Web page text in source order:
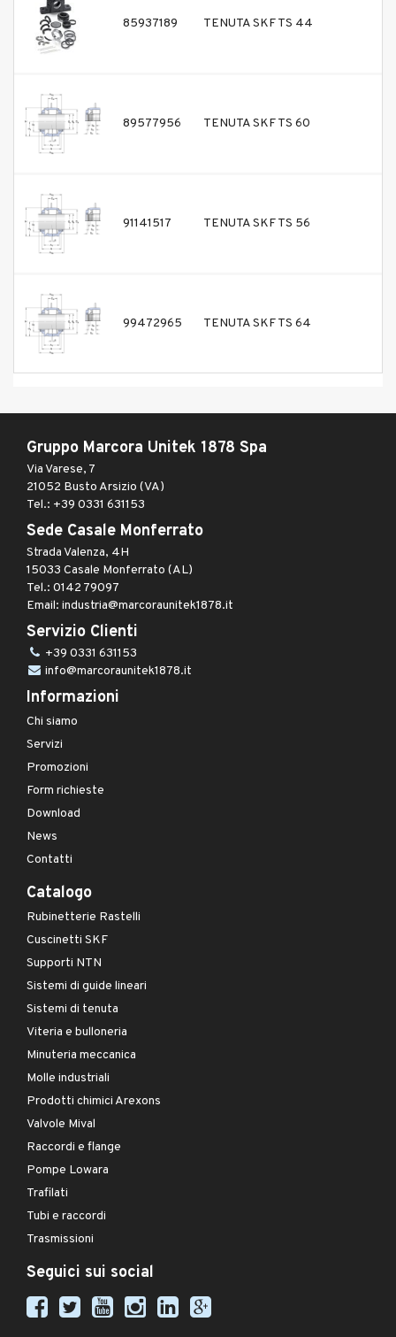
85937189 TENUTA SKF TS 44
89577956 TENUTA SKF TS 60
91141517 TENUTA SKF TS 56
99472965 TENUTA SKF TS 64
Gruppo Marcora Unitek 1878 Spa
Via Varese, 7
21052 Busto Arsizio (VA)
Tel.: +39 0331 631153
Sede Casale Monferrato
Strada Valenza, 4H
15033 Casale Monferrato (AL)
Tel.: 0142 79097
Email: industria@marcoraunitek1878.it
Servizio Clienti
+39 0331 631153
info@marcoraunitek1878.it
Informazioni
Chi siamo
Servizi
Promozioni
Form richieste
Download
News
Contatti
Catalogo
Rubinetterie Rastelli
Cuscinetti SKF
Supporti NTN
Sistemi di guide lineari
Sistemi di tenuta
Viteria e bulloneria
Minuteria meccanica
Molle industriali
Prodotti chimici Arexons
Valvole Mival
Raccordi e flange
Pompe Lowara
Trafilati
Tubi e raccordi
Trasmissioni
Seguici sui social